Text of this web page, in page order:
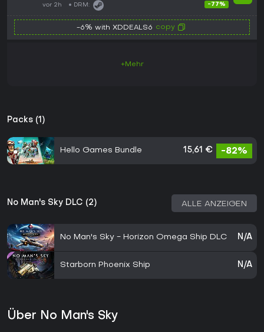
vor 2h DRM: -77%
-6% with XDDEALS6 copy
+Mehr
Packs (1)
Hello Games Bundle 15,61 € -82%
No Man's Sky DLC (2) ALLE ANZEIGEN
No Man's Sky - Horizon Omega Ship DLC N/A
Starborn Phoenix Ship N/A
Über No Man's Sky